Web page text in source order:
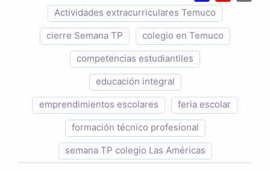
Actividades extracurriculares Temuco
cierre Semana TP
colegio en Temuco
competencias estudiantiles
educación integral
emprendimientos escolares
feria escolar
formación técnico profesional
semana TP colegio Las Américas